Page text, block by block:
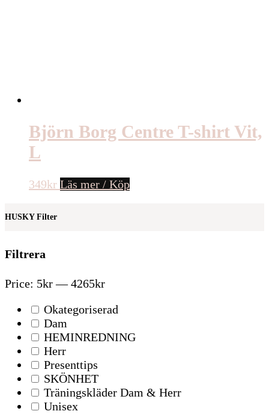
Björn Borg Centre T-shirt Vit,
L
349kr Läs mer / Köp
HUSKY Filter
Filtrera
Price: 5kr—4265kr
Okategoriserad
Dam
HEMINREDNING
Herr
Presenttips
SKÖNHET
Träningskläder Dam & Herr
Unisex